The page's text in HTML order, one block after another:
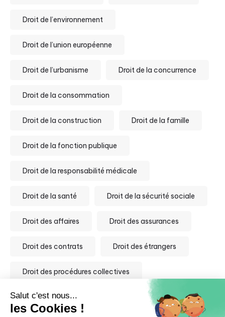
Droit de l’environnement
Droit de l’union européenne
Droit de l’urbanisme Droit de la concurrence
Droit de la consommation
Droit de la construction Droit de la famille
Droit de la fonction publique
Droit de la responsabilité médicale
Droit de la santé Droit de la sécurité sociale
Droit des affaires Droit des assurances
Droit des contrats Droit des étrangers
Droit des procédures collectives
Droit des sociétés Droit des successions